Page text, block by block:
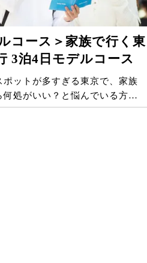
コース＞家族で行く東
3泊4日モデルコース
ポットが多すぎる東京で、家族
何処がいい？と悩んでいる方…